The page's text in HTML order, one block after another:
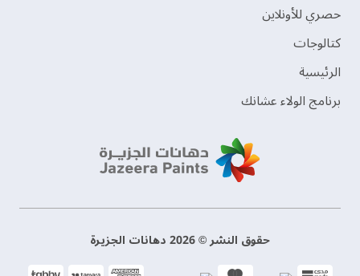
حصري للأونلاين
‫كتالوجات‬
الرئيسية
برنامج الولاء عشانك
حقوق النشر © 2026 دهانات الجزيرة